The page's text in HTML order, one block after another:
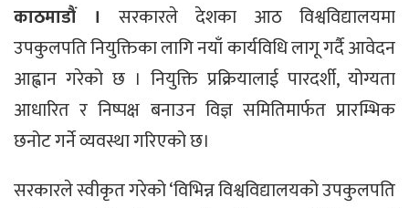
काठमाडौं । सरकारले देशका आठ विश्वविद्यालयमा
उपकुलपति नियुक्तिका लागि नयाँ कार्यविधि लागू गर्दै आवेदन
आह्वान गरेको छ । नियुक्ति प्रक्रियालाई पारदर्शी, योग्यता
आधारित र निष्पक्ष बनाउन विज्ञ समितिमार्फत प्रारम्भिक
छनोट गर्ने व्यवस्था गरिएको छ।
सरकारले स्वीकृत गरेको ‘विभिन्न विश्वविद्यालयको उपकुलपति